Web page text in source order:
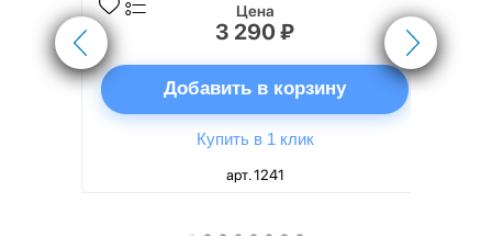
Цена
3 290 ₽
Добавить в корзину
Купить в 1 клик
арт. 1241